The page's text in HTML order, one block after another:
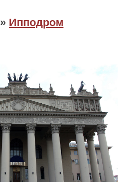
» Ипподром